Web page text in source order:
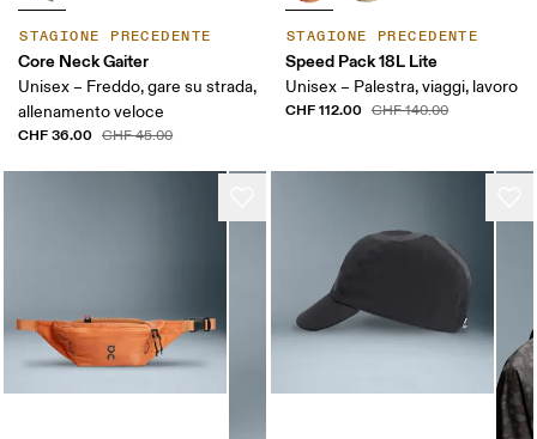
STAGIONE PRECEDENTE
Core Neck Gaiter
Unisex – Freddo, gare su strada,
allenamento veloce
CHF 36.00 CHF 45.00
STAGIONE PRECEDENTE
Speed Pack 18L Lite
Unisex – Palestra, viaggi, lavoro
CHF 112.00 CHF 140.00